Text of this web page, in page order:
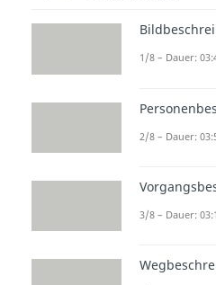
1/8 – Dauer:
2/8 – Dauer:
3/8 – Dauer: